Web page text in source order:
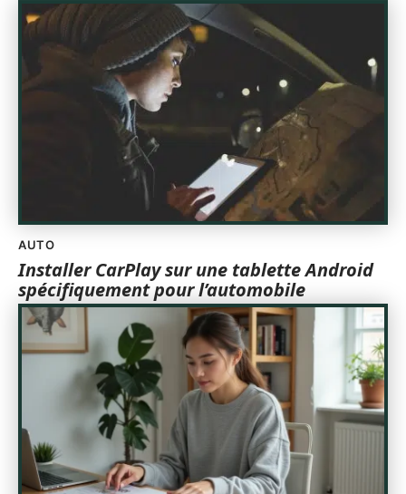
AUTO
Installer CarPlay sur une tablette Android
spécifiquement pour l’automobile